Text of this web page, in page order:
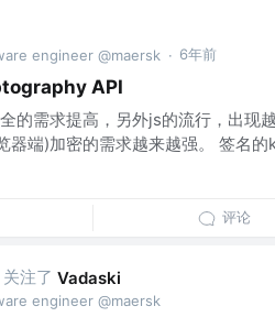
engineer @maersk · 6年前
API
的需求提高，另外js的流行，出现
器端)加密的需求越来越强。 签名
评论
关注了 Vadaski
engineer @maersk